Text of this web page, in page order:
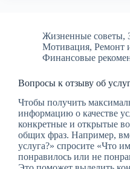
Жизненные советы,
Мотивация, Ремонт
Финансовые
Вопросы к отзыву об
Чтобы получить
информацию о качестве
конкретные и открытые
общих фраз. Например,
услуга?» спросите «Что
понравилось или не